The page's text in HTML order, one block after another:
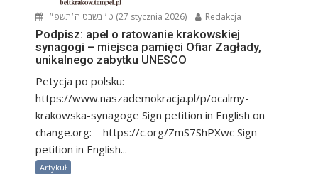
ט׳ בשבט ה׳תשפ״ו (27 stycznia 2026) Redakcja
Podpisz: apel o ratowanie krakowskiej
synagogi – miejsca pamięci Ofiar Zagłady,
unikalnego zabytku UNESCO
Petycja po polsku:
https://www.naszademokracja.pl/p/ocalmy-
krakowska-synagoge Sign petition in English on
change.org: https://c.org/ZmS7ShPXwc Sign
petition in English...
Artykuł